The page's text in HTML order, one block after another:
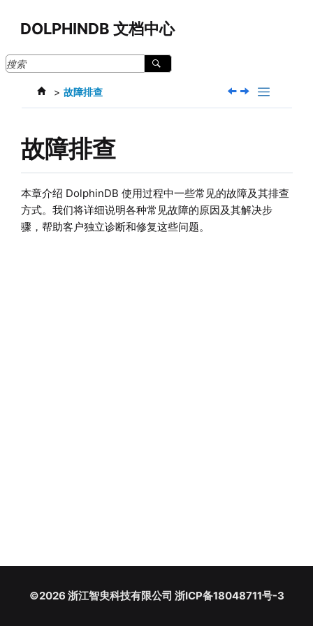
DOLPHINDB 文档中心
故障排查
故障排查
本章介绍 DolphinDB 使用过程中一些常见的故障及其排查
方式。我们将详细说明各种常见故障的原因及其解决步
骤，帮助客户独立诊断和修复这些问题。
©2026 浙江智臾科技有限公司 浙ICP备18048711号-3